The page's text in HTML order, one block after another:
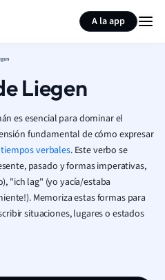
A la app
Liegen
es esencial para dominar el
fundamental de cómo expresar
tiempos verbales. Este verbo se
pasado y formas imperativas,
"ich lag" (yo yacía/estaba
Memoriza estas formas para
situaciones, lugares o estados
Resumir página